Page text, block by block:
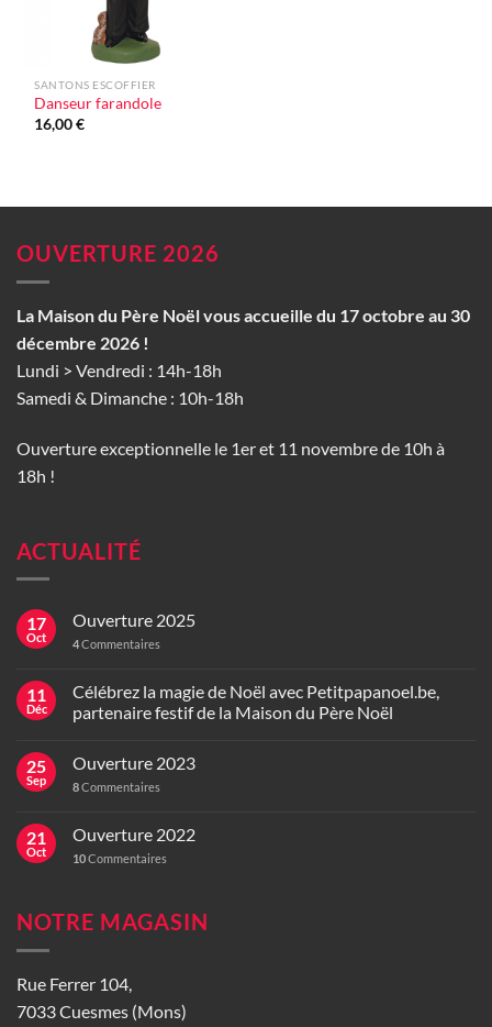
SANTONS ESCOFFIER
Danseur farandole
16,00€
OUVERTURE 2026
La Maison du Père Noël vous accueille du 17 octobre au 30
décembre 2026 !
Lundi > Vendredi : 14h-18h
Samedi & Dimanche : 10h-18h
Ouverture exceptionnelle le 1er et 11 novembre de 10h à
18h !
ACTUALITÉ
17
Oct
Ouverture 2025
4Commentaires
11
Déc
Célébrez la magie de Noël avec Petitpapanoel.be,
partenaire festif de la Maison du Père Noël
25
Sep
Ouverture 2023
8Commentaires
21
Oct
Ouverture 2022
10Commentaires
NOTRE MAGASIN
Rue Ferrer 104,
7033 Cuesmes (Mons)